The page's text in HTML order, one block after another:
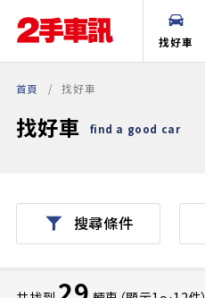
找好車
首頁 找好車
找好車 find a good car
搜尋條件